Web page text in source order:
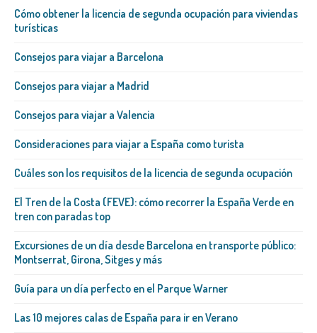
Cómo obtener la licencia de segunda ocupación para viviendas
turísticas
Consejos para viajar a Barcelona
Consejos para viajar a Madrid
Consejos para viajar a Valencia
Consideraciones para viajar a España como turista
Cuáles son los requisitos de la licencia de segunda ocupación
El Tren de la Costa (FEVE): cómo recorrer la España Verde en
tren con paradas top
Excursiones de un día desde Barcelona en transporte público:
Montserrat, Girona, Sitges y más
Guía para un día perfecto en el Parque Warner
Las 10 mejores calas de España para ir en Verano